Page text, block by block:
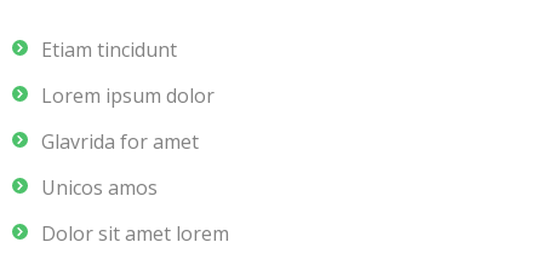
Etiam tincidunt
Lorem ipsum dolor
Glavrida for amet
Unicos amos
Dolor sit amet lorem